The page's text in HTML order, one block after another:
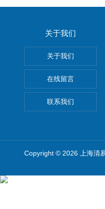
关于我们
关于我们
在线留言
联系我们
Copyright © 2026 上海清